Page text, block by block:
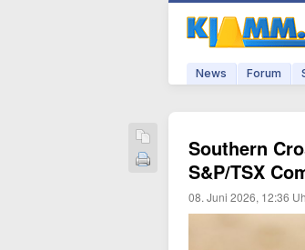
News Forum
Southern
S&P/TSX
08. Juni 2026, 12:36